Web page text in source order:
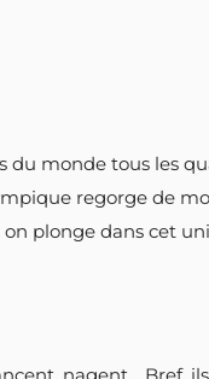
monde tous les
regorge de
plonge dans cet